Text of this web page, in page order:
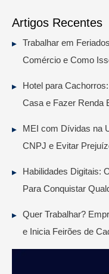
Artigos Recentes
Trabalhar em
Comércio e Como
Hotel para
Casa e Fazer Renda
MEI com Dívidas na
CNPJ e Evitar
Habilidades Digitais:
Para Conquistar
Quer Trabalhar?
e Inicia Feirões de